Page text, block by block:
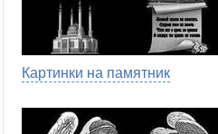
Картинки на памятник